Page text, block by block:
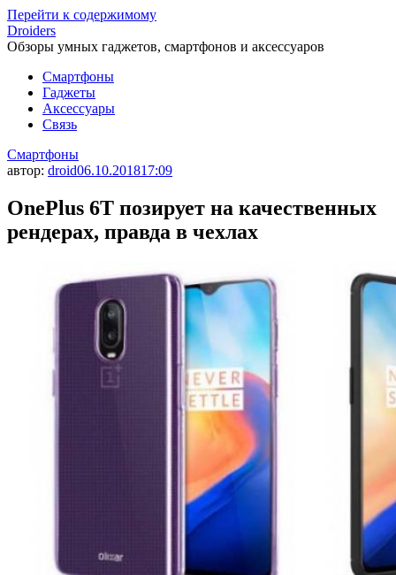
Перейти к содержимому
Droiders
Обзоры умных гаджетов, смартфонов и аксессуаров
Смартфоны
Гаджеты
Аксессуары
Связь
Смартфоны
автор: droid06.10.201817:09
OnePlus 6T позирует на качественных
рендерах, правда в чехлах